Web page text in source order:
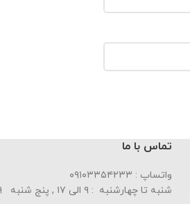
تماس با ما
واتساپ : ۰۹۱۰۳۳۵۴۲۳۳
شنبه تا چهارشنبه : ۹ الی ۱۷ , پنج شنبه ۹ الی ۱۲